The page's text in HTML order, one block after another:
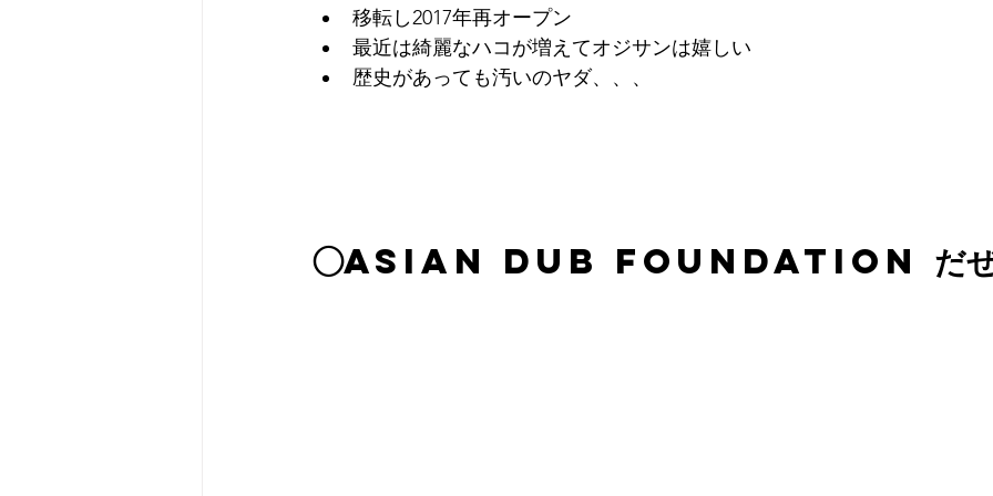
移転し2017年再オープン
最近は綺麗なハコが増えてオジサンは嬉しい
歴史があっても汚いのヤダ、、、
◯ASIAN DUB FOUNDATION だ